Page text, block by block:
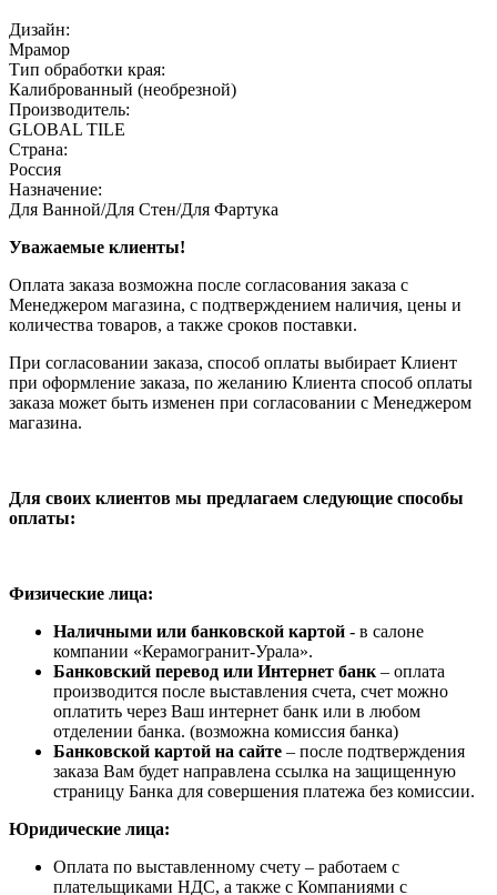
Дизайн:
Мрамор
Тип обработки края:
Калиброванный (необрезной)
Производитель:
GLOBAL TILE
Страна:
Россия
Назначение:
Для Ванной/Для Стен/Для Фартука
Уважаемые клиенты!
Оплата заказа возможна после согласования заказа с
Менеджером магазина, с подтверждением наличия, цены и
количества товаров, а также сроков поставки.
При согласовании заказа, способ оплаты выбирает Клиент
при оформление заказа, по желанию Клиента способ оплаты
заказа может быть изменен при согласовании с Менеджером
магазина.
Для своих клиентов мы предлагаем следующие способы
оплаты:
Физические лица:
Наличными или банковской картой - в салоне
компании «Керамогранит-Урала».
Банковский перевод или Интернет банк – оплата
производится после выставления счета, счет можно
оплатить через Ваш интернет банк или в любом
отделении банка. (возможна комиссия банка)
Банковской картой на сайте – после подтверждения
заказа Вам будет направлена ссылка на защищенную
страницу Банка для совершения платежа без комиссии.
Юридические лица:
Оплата по выставленному счету – работаем с
плательщиками НДС, а также с Компаниями с